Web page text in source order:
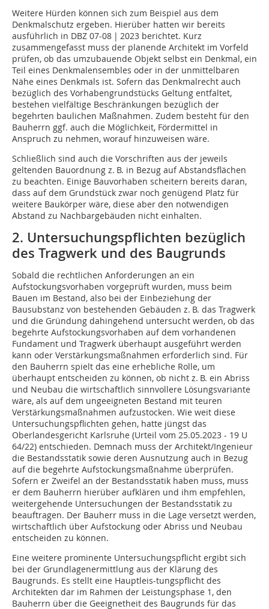
Weitere Hürden können sich zum Beispiel aus dem
Denkmalschutz ergeben. Hierüber hatten wir bereits
ausführlich in DBZ 07-08 | 2023 berichtet. Kurz
zusammengefasst muss der planende Architekt im Vorfeld
prüfen, ob das umzubauende Objekt selbst ein Denkmal, ein
Teil eines Denkmalensembles oder in der unmittelbaren
Nähe eines Denkmals ist. Sofern das Denkmalrecht auch
bezüglich des Vorhabengrundstücks Geltung entfaltet,
bestehen vielfältige Beschränkungen bezüglich der
begehrten baulichen Maßnahmen. Zudem besteht für den
Bauherrn ggf. auch die Möglichkeit, Fördermittel in
Anspruch zu nehmen, worauf hinzuweisen wäre.
Schließlich sind auch die Vorschriften aus der jeweils
geltenden Bauordnung z. B. in Bezug auf Abstandsflächen
zu beachten. Einige Bauvorhaben scheitern bereits daran,
dass auf dem Grundstück zwar noch genügend Platz für
weitere Baukörper wäre, diese aber den notwendigen
Abstand zu Nachbargebäuden nicht einhalten.
2. Untersuchungspflichten bezüglich
des Tragwerk und des Baugrunds
Sobald die rechtlichen Anforderungen an ein
Aufstockungsvorhaben vorgeprüft wurden, muss beim
Bauen im Bestand, also bei der Einbeziehung der
Bausubstanz von bestehenden Gebäuden z. B. das Tragwerk
und die Gründung dahingehend untersucht werden, ob das
begehrte Aufstockungsvorhaben auf dem vorhandenen
Fundament und Tragwerk überhaupt ausgeführt werden
kann oder Verstärkungsmaßnahmen erforderlich sind. Für
den Bauherrn spielt das eine erhebliche Rolle, um
überhaupt entscheiden zu können, ob nicht z. B. ein Abriss
und Neubau die wirtschaftlich sinnvollere Lösungsvariante
wäre, als auf dem ungeeigneten Bestand mit teuren
Verstärkungsmaßnahmen aufzustocken. Wie weit diese
Untersuchungspflichten gehen, hatte jüngst das
Oberlandesgericht Karlsruhe (Urteil vom 25.05.2023 - 19 U
64/22) entschieden. Demnach muss der Architekt/Ingenieur
die Bestandsstatik sowie deren Ausnutzung auch in Bezug
auf die begehrte Aufstockungsmaßnahme überprüfen.
Sofern er Zweifel an der Bestandsstatik haben muss, muss
er dem Bauherrn hierüber aufklären und ihm empfehlen,
weitergehende Untersuchungen der Bestandsstatik zu
beauftragen. Der Bauherr muss in die Lage versetzt werden,
wirtschaftlich über Aufstockung oder Abriss und Neubau
entscheiden zu können.
Eine weitere prominente Untersuchungspflicht ergibt sich
bei der Grundlagenermittlung aus der Klärung des
Baugrunds. Es stellt eine Hauptleis-tungspflicht des
Architekten dar im Rahmen der Leistungsphase 1, den
Bauherrn über die Geeignetheit des Baugrunds für das